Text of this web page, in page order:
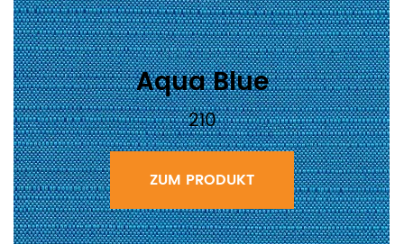
Aqua Blue
210
ZUM PRODUKT